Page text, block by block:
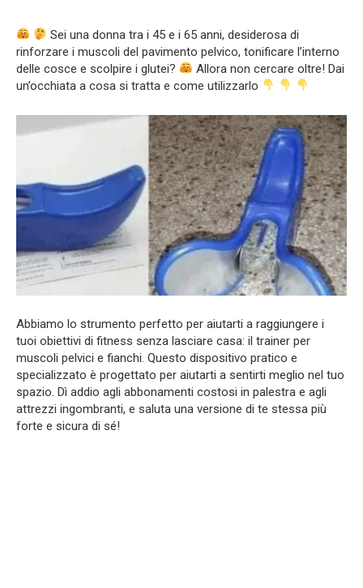
Sei una donna tra i 45 e i 65 anni, desiderosa di
rinforzare i muscoli del pavimento pelvico, tonificare l’interno
delle cosce e scolpire i glutei?
Allora non cercare oltre! Dai
un’occhiata a cosa si tratta e come utilizzarlo
Abbiamo lo strumento perfetto per aiutarti a raggiungere i
tuoi obiettivi di fitness senza lasciare casa: il trainer per
muscoli pelvici e fianchi. Questo dispositivo pratico e
specializzato è progettato per aiutarti a sentirti meglio nel tuo
spazio. Dì addio agli abbonamenti costosi in palestra e agli
attrezzi ingombranti, e saluta una versione di te stessa più
forte e sicura di sé!